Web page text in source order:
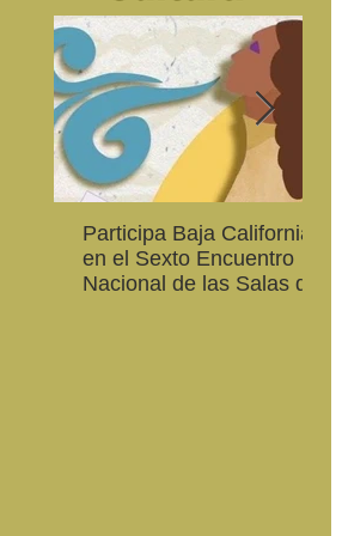
Participa Baja California
en el Sexto Encuentro
Nacional de las Salas de